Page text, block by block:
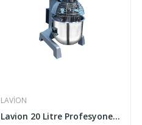
LAVION
Lavion 20 Litre Profesyonel Planet Mikser